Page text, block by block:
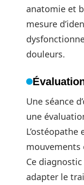
anatomie et
mesure
douleurs.
Une séance
une
mouvements
Ce
adapter le